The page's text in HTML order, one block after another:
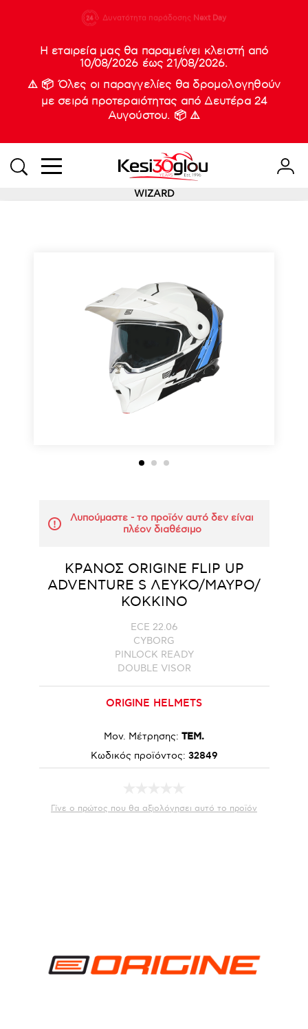
933
Δυνατότητα παράδοσης Next Day
Νέες
Η εταιρεία μας θα παραμείνει κλειστή από
10/08/2026 έως 21/08/2026.
⚠️ 📦 Όλες οι παραγγελίες θα δρομολογηθούν
με σειρά προτεραιότητας από Δευτέρα 24
Αυγούστου. 📦 ⚠️
WIZARD
Λυπούμαστε - το προϊόν αυτό δεν είναι
πλέον διαθέσιμο
ΚΡΑΝΟΣ ORIGINE FLIP UP
ADVENTURE S ΛΕΥΚΟ/ΜΑΥΡΟ/
ΚΟΚΚΙΝΟ
ECE 22.06
CYBORG
PINLOCK READY
DOUBLE VISOR
ORIGINE HELMETS
Μον. Μέτρησης: ΤΕΜ.
Κωδικός προϊόντος: 32849
Γίνε ο πρώτος που θα αξιολόγησει αυτό το προϊόν